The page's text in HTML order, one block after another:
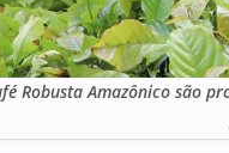
Robusta Amazônico são